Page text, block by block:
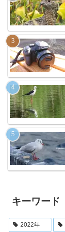
キーワード
2022年